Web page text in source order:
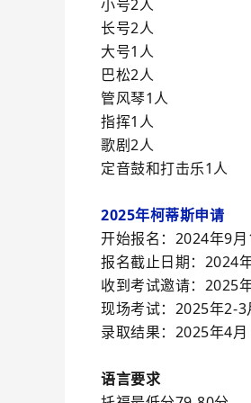
小号2人
长号2人
大号1人
巴松2人
管风琴1人
指挥1人
歌剧2人
定音鼓和打击乐1人
2025年柯蒂斯申请
开始报名：2024年9月
报名截止日期：2024
收到考试邀请：2025
现场考试：2025年2-3
录取结果：2025年4月
语言要求